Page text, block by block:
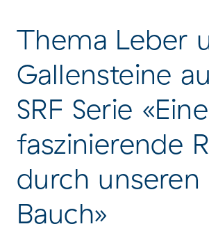
Thema Leber
Gallensteine
SRF Serie «Eine
faszinierende
durch unseren
Bauch»